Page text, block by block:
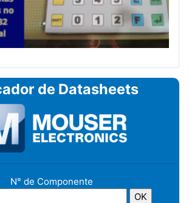
de Datasheets
N° de Componente